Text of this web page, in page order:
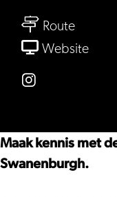
Routenaar
Bezoek
Websitevan
Instagram
Rembrandt
Studio
Maak kennis met
Swanenburgh.